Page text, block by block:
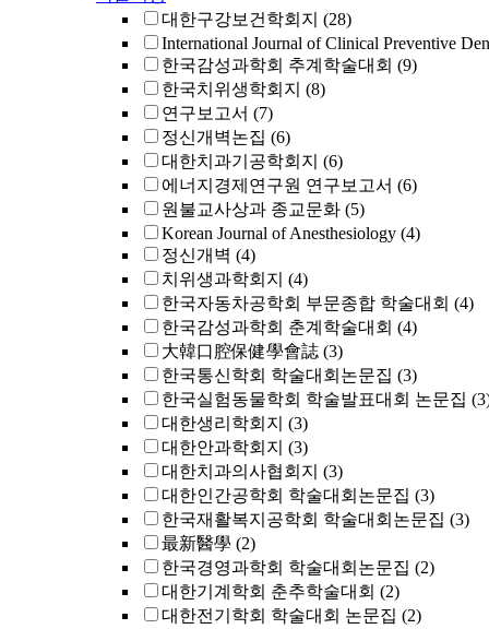
대한구강보건학회지 (28)
International Journal of Clinical Preventive
한국감성과학회 추계학술대회 (9)
한국치위생학회지 (8)
연구보고서 (7)
정신개벽논집 (6)
대한치과기공학회지 (6)
에너지경제연구원 연구보고서 (6)
원불교사상과 종교문화 (5)
Korean Journal of Anesthesiology (4)
정신개벽 (4)
치위생과학회지 (4)
한국자동차공학회 부문종합 학술대회 (4)
한국감성과학회 춘계학술대회 (4)
大韓口腔保健學會誌 (3)
한국통신학회 학술대회논문집 (3)
한국실험동물학회 학술발표대회 논문집
대한생리학회지 (3)
대한안과학회지 (3)
대한치과의사협회지 (3)
대한인간공학회 학술대회논문집 (3)
한국재활복지공학회 학술대회논문집 (3)
最新醫學 (2)
한국경영과학회 학술대회논문집 (2)
대한기계학회 춘추학술대회 (2)
대한전기학회 학술대회 논문집 (2)